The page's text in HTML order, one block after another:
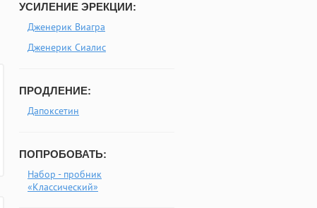
УСИЛЕНИЕ ЭРЕКЦИИ:
Дженерик Виагра
Дженерик Сиалис
ПРОДЛЕНИЕ:
Дапоксетин
ПОПРОБОВАТЬ:
Набор - пробник
«Классический»